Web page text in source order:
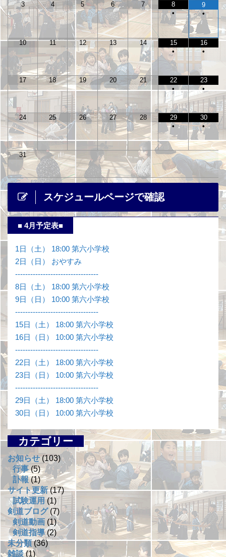
3 4 5 6 7
8
•
9
•
10 11 12 13 14
15
•
16
•
17 18 19 20 21
22
•
23
•
24 25 26 27 28
29
•
30
•
31
スケジュールページで確認
■ 4月予定表■
1日（土） 18:00 第六小学校
2日（日） おやすみ
---------------------------------
8日（土） 18:00 第六小学校
9日（日） 10:00 第六小学校
---------------------------------
15日（土） 18:00 第六小学校
16日（日） 10:00 第六小学校
---------------------------------
22日（土） 18:00 第六小学校
23日（日） 10:00 第六小学校
---------------------------------
29日（土） 18:00 第六小学校
30日（日） 10:00 第六小学校
カテゴリー
お知らせ (103)
行事(5)
訃報(1)
サイト更新(17)
試験運用(1)
剣道ブログ(7)
剣道動画(1)
剣道指導(2)
未分類(36)
雑談(1)